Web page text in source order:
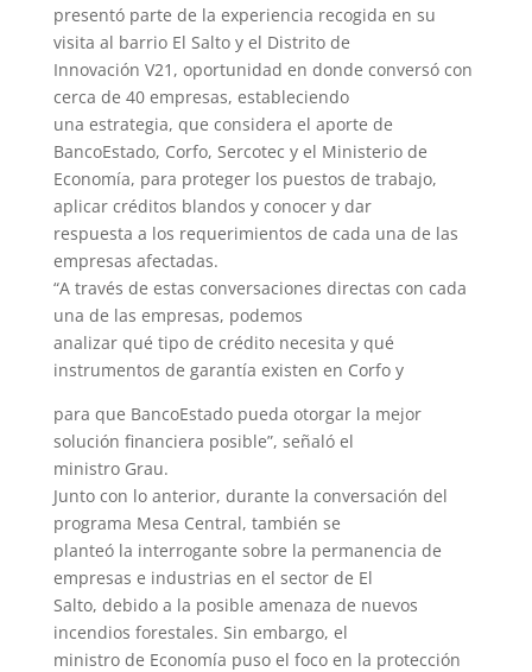
presentó parte de la experiencia recogida en su
visita al barrio El Salto y el Distrito de
Innovación V21, oportunidad en donde conversó con
cerca de 40 empresas, estableciendo
una estrategia, que considera el aporte de
BancoEstado, Corfo, Sercotec y el Ministerio de
Economía, para proteger los puestos de trabajo,
aplicar créditos blandos y conocer y dar
respuesta a los requerimientos de cada una de las
empresas afectadas.
“A través de estas conversaciones directas con cada
una de las empresas, podemos
analizar qué tipo de crédito necesita y qué
instrumentos de garantía existen en Corfo y
para que BancoEstado pueda otorgar la mejor
solución financiera posible”, señaló el
ministro Grau.
Junto con lo anterior, durante la conversación del
programa Mesa Central, también se
planteó la interrogante sobre la permanencia de
empresas e industrias en el sector de El
Salto, debido a la posible amenaza de nuevos
incendios forestales. Sin embargo, el
ministro de Economía puso el foco en la protección